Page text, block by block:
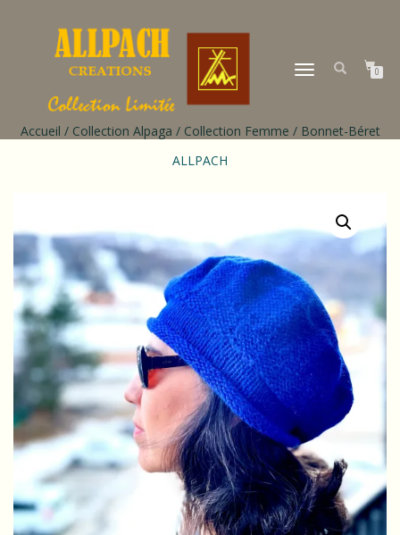
DÉPLIER
0
Accueil / Collection Alpaga / Collection Femme / Bonnet-Béret
ALLPACH